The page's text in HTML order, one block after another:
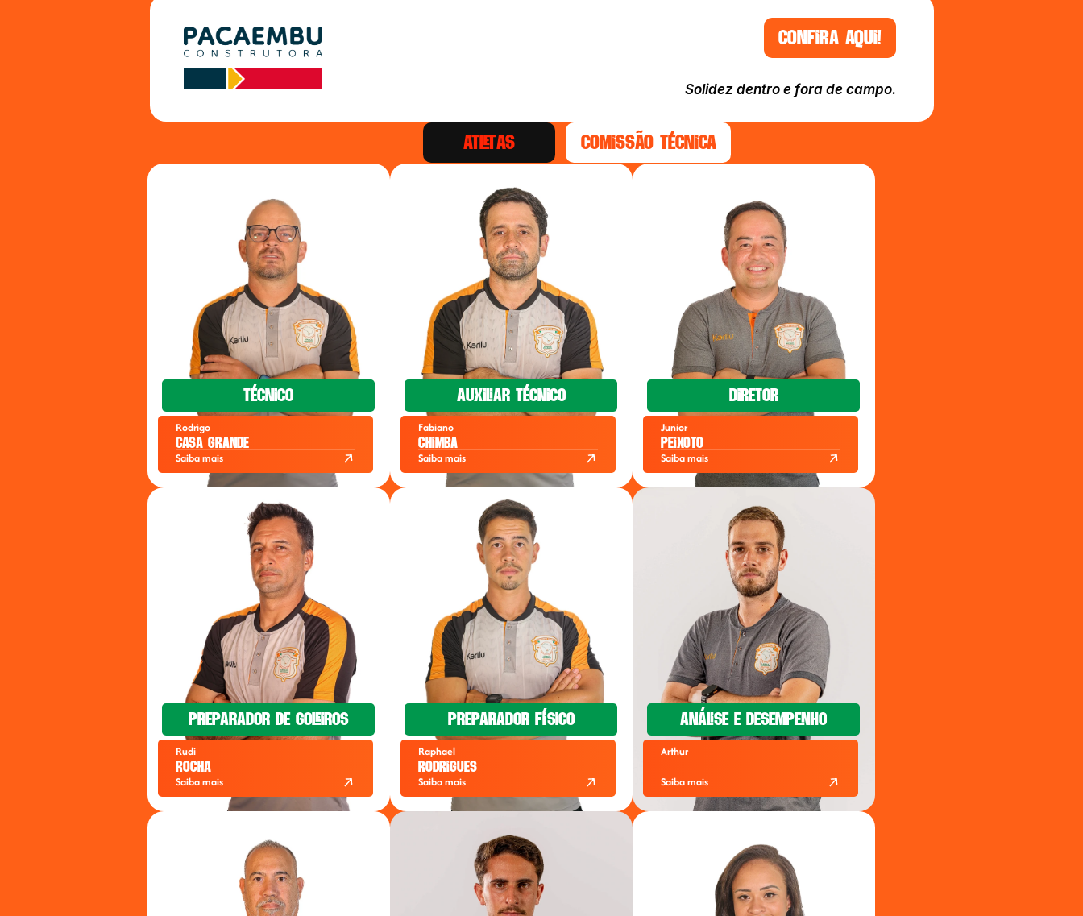
Solidez dentro e fora de campo.
CONFIRA AQUI!
atletas comissão técnica
Técnico
Rodrigo
Casa Grande
Saiba mais
Auxiliar Técnico
Fabiano
Chimba
Saiba mais
Diretor
Junior
Peixoto
Saiba mais
Preparador de goleiros
Rudi
Rocha
Saiba mais
Preparador físico
Raphael
Rodrigues
Saiba mais
Análise e desempenho
Arthur
Saiba mais